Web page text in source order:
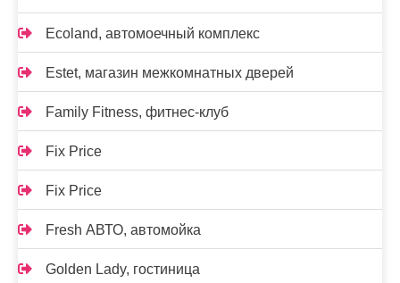
Ecoland, автомоечный комплекс
Estet, магазин межкомнатных дверей
Family Fitness, фитнес-клуб
Fix Price
Fix Price
Fresh АВТО, автомойка
Golden Lady, гостиница